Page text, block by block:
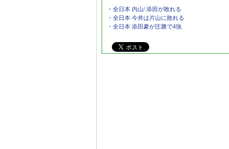
・全日本 内山/ 添田が敗れる
・全日本 今井は片山に敗れる
・全日本 添田豪が圧勝で4強